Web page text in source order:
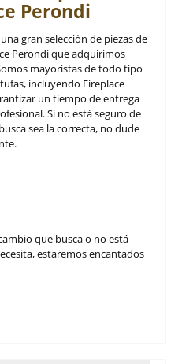
Perondi
gran selección de piezas de
Perondi que adquirimos
mayoristas de todo tipo
incluyendo Fireplace
un tiempo de entrega
Si no está seguro de
sea la correcta, no dude
que busca o no está
estaremos encantados